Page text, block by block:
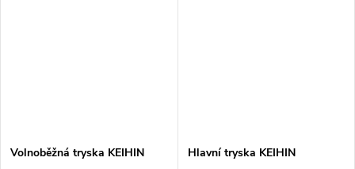
Volnoběžná tryska KEIHIN Hlavní tryska KEIHIN